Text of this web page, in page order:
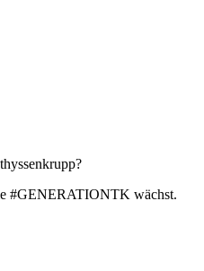
#GENERATIONTK wächst.